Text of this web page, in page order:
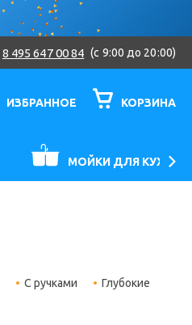
8 495 647 00 84 (c 9:00 до 20:00)
ИЗБРАННОЕ КОРЗИНА
МОЙКИ ДЛЯ КУХНИ
С ручками
Глубокие